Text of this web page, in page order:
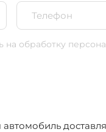
на обработку